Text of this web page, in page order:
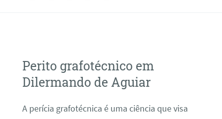
Perito grafotécnico em
Dilermando de Aguiar
A perícia grafotécnica é uma ciência que visa